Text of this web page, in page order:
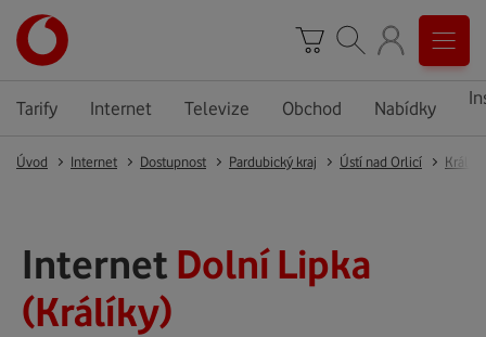
Tarify Internet Televize Obchod Nabídky
Úvod Internet Dostupnost Pardubický kraj Ústí nad Orlicí Králíky
Internet Dolní Lipka
(Králíky)